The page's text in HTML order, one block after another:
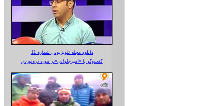
دانلود مجله تلویزیونی شماره 11
گفت‌وگو با «امیرجلوانی»در مورد دره‌نوردی